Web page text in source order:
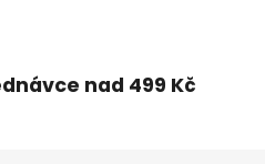
nad 499 Kč